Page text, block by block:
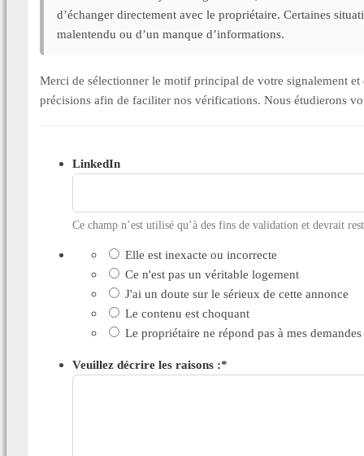
d’échanger directement avec le propriétaire. Certaines
malentendu ou d’un manque d’informations.
Merci de sélectionner le motif principal de votre signalement
précisions afin de faciliter nos vérifications. Nous étudierons
LinkedIn
Ce champ n’est utilisé qu’à des fins de validation et devrait
Elle est inexacte ou incorrecte
Ce n'est pas un véritable logement
J'ai un doute sur le sérieux de cette annonce
Le contenu est choquant
Le propriétaire ne répond pas à mes demandes
Veuillez décrire les raisons :*